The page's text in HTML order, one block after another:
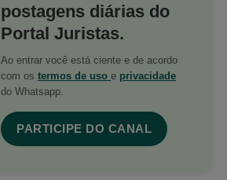
postagens diárias do
Portal Juristas.
Ao entrar você está ciente e de acordo
com os termos de uso e privacidade
do Whatsapp.
PARTICIPE DO CANAL